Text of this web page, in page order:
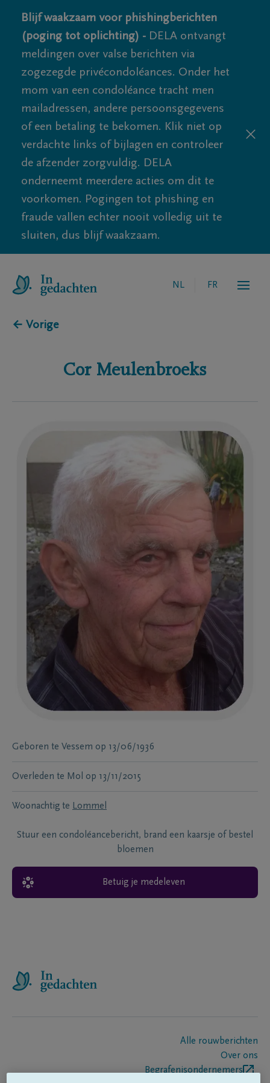
Blijf waakzaam voor phishingberichten
(poging tot oplichting) - DELA ontvangt
meldingen over valse berichten via
zogezegde privécondoléances. Onder het
mom van een condoléance tracht men
mailadressen, andere persoonsgegevens
of een betaling te bekomen. Klik niet op
verdachte links of bijlagen en controleer
de afzender zorgvuldig. DELA
onderneemt meerdere acties om dit te
voorkomen. Pogingen tot phishing en
fraude vallen echter nooit volledig uit te
sluiten, dus blijf waakzaam.
NL FR
← Vorige
Cor Meulenbroeks
Geboren te Vessem op 13/06/1936
Overleden te Mol op 13/11/2015
Woonachtig te Lommel
Stuur een condoléancebericht, brand een kaarsje of bestel
bloemen
Betuig je medeleven
Alle rouwberichten
Over ons
Begrafenisondernemers